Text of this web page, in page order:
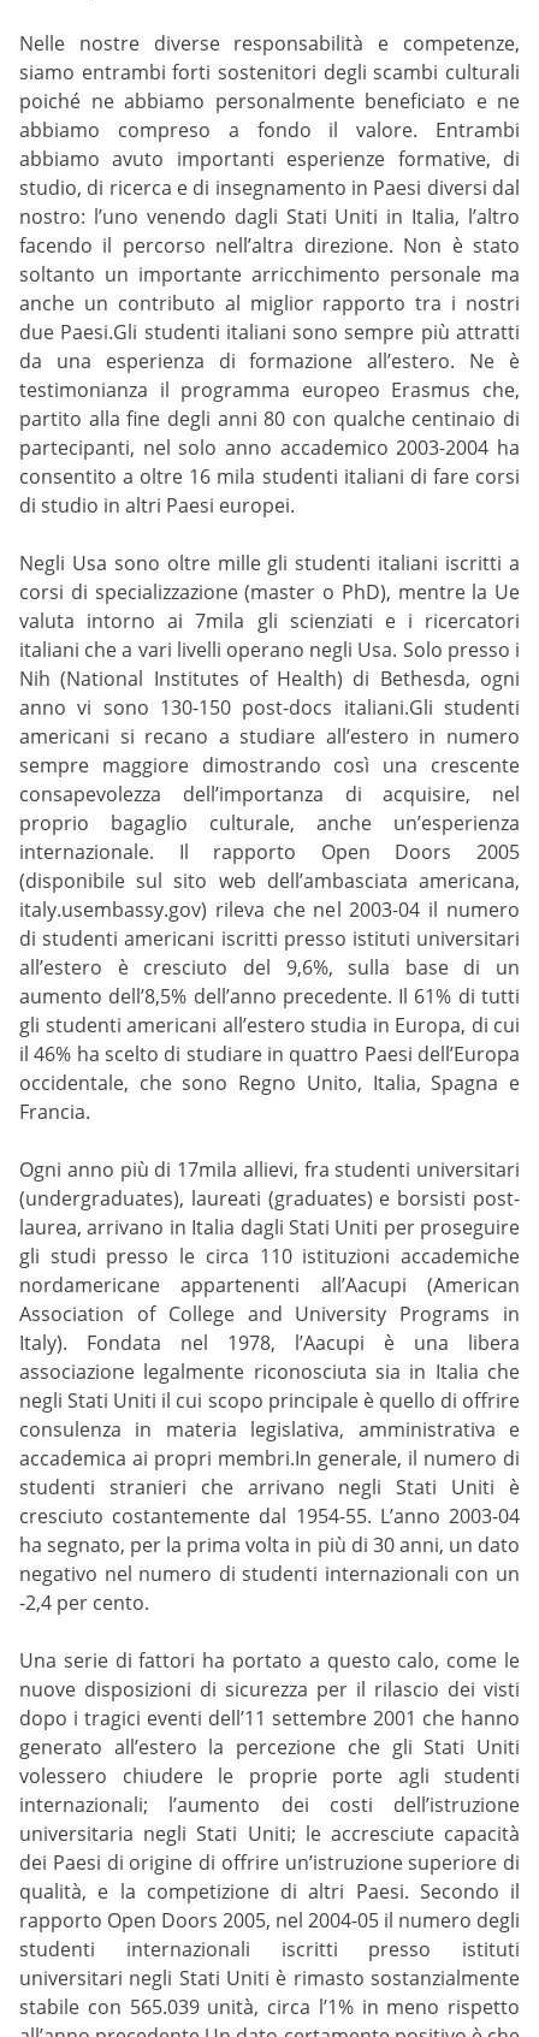
Nelle nostre diverse responsabilità e competenze,
siamo entrambi forti sostenitori degli scambi culturali
poiché ne abbiamo personalmente beneficiato e ne
abbiamo compreso a fondo il valore. Entrambi
abbiamo avuto importanti esperienze formative, di
studio, di ricerca e di insegnamento in Paesi diversi dal
nostro: l’uno venendo dagli Stati Uniti in Italia, l’altro
facendo il percorso nell’altra direzione. Non è stato
soltanto un importante arricchimento personale ma
anche un contributo al miglior rapporto tra i nostri
due Paesi.Gli studenti italiani sono sempre più attratti
da una esperienza di formazione all’estero. Ne è
testimonianza il programma europeo Erasmus che,
partito alla fine degli anni 80 con qualche centinaio di
partecipanti, nel solo anno accademico 2003-2004 ha
consentito a oltre 16 mila studenti italiani di fare corsi
di studio in altri Paesi europei.
Negli Usa sono oltre mille gli studenti italiani iscritti a
corsi di specializzazione (master o PhD), mentre la Ue
valuta intorno ai 7mila gli scienziati e i ricercatori
italiani che a vari livelli operano negli Usa. Solo presso i
Nih (National Institutes of Health) di Bethesda, ogni
anno vi sono 130-150 post-docs italiani.Gli studenti
americani si recano a studiare all’estero in numero
sempre maggiore dimostrando così una crescente
consapevolezza dell’importanza di acquisire, nel
proprio bagaglio culturale, anche un’esperienza
internazionale. Il rapporto Open Doors 2005
(disponibile sul sito web dell’ambasciata americana,
italy.usembassy.gov) rileva che nel 2003-04 il numero
di studenti americani iscritti presso istituti universitari
all’estero è cresciuto del 9,6%, sulla base di un
aumento dell’8,5% dell’anno precedente. Il 61% di tutti
gli studenti americani all’estero studia in Europa, di cui
il 46% ha scelto di studiare in quattro Paesi dell’Europa
occidentale, che sono Regno Unito, Italia, Spagna e
Francia.
Ogni anno più di 17mila allievi, fra studenti universitari
(undergraduates), laureati (graduates) e borsisti post-
laurea, arrivano in Italia dagli Stati Uniti per proseguire
gli studi presso le circa 110 istituzioni accademiche
nordamericane appartenenti all’Aacupi (American
Association of College and University Programs in
Italy). Fondata nel 1978, l’Aacupi è una libera
associazione legalmente riconosciuta sia in Italia che
negli Stati Uniti il cui scopo principale è quello di offrire
consulenza in materia legislativa, amministrativa e
accademica ai propri membri.In generale, il numero di
studenti stranieri che arrivano negli Stati Uniti è
cresciuto costantemente dal 1954-55. L’anno 2003-04
ha segnato, per la prima volta in più di 30 anni, un dato
negativo nel numero di studenti internazionali con un
-2,4 per cento.
Una serie di fattori ha portato a questo calo, come le
nuove disposizioni di sicurezza per il rilascio dei visti
dopo i tragici eventi dell’11 settembre 2001 che hanno
generato all’estero la percezione che gli Stati Uniti
volessero chiudere le proprie porte agli studenti
internazionali; l’aumento dei costi dell’istruzione
universitaria negli Stati Uniti; le accresciute capacità
dei Paesi di origine di offrire un’istruzione superiore di
qualità, e la competizione di altri Paesi. Secondo il
rapporto Open Doors 2005, nel 2004-05 il numero degli
studenti internazionali iscritti presso istituti
universitari negli Stati Uniti è rimasto sostanzialmente
stabile con 565.039 unità, circa l’1% in meno rispetto